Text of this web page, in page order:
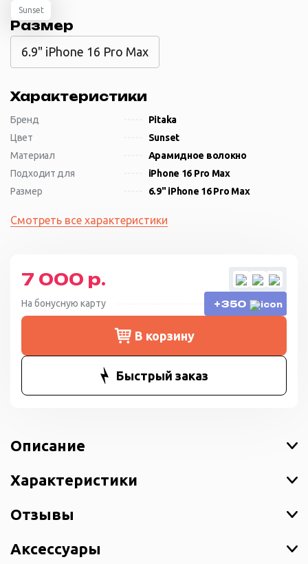
Sunset
Размер
6.9" iPhone 16 Pro Max
Характеристики
Бренд
Pitaka
Цвет
Sunset
Материал
Арамидное волокно
Подходит для
iPhone 16 Pro Max
Размер
6.9" iPhone 16 Pro Max
Смотреть все характеристики
7 000 р.
На бонусную карту +350
В корзину
Быстрый заказ
Описание
Характеристики
Отзывы
Аксессуары